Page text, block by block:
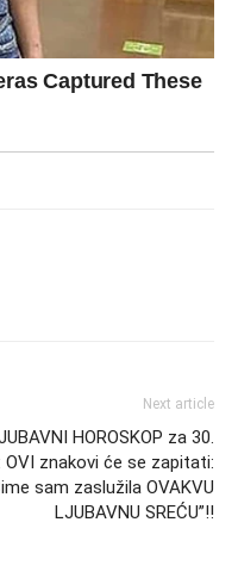
Next article
HOROSKOP za 30.
OVI znakovi će se zapitati:
sam zaslužila OVAKVU
LJUBAVNU SREĆU”!!